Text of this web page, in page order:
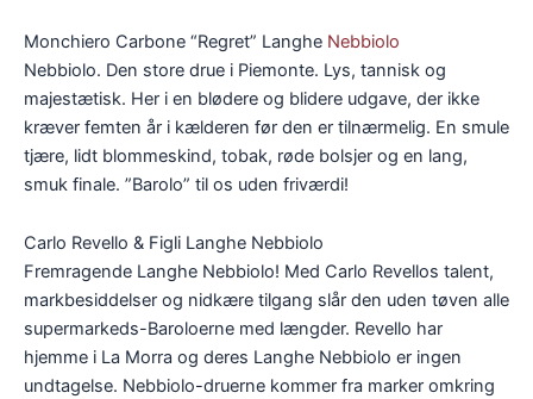
Monchiero Carbone “Regret” Langhe Nebbiolo
Nebbiolo. Den store drue i Piemonte. Lys, tannisk og
majestætisk. Her i en blødere og blidere udgave, der ikke
kræver femten år i kælderen før den er tilnærmelig. En smule
tjære, lidt blommeskind, tobak, røde bolsjer og en lang,
smuk finale. ”Barolo” til os uden friværdi!
Carlo Revello & Figli Langhe Nebbiolo
Fremragende Langhe Nebbiolo! Med Carlo Revellos talent,
markbesiddelser og nidkære tilgang slår den uden tøven alle
supermarkeds-Baroloerne med længder. Revello har
hjemme i La Morra og deres Langhe Nebbiolo er ingen
undtagelse. Nebbiolo-druerne kommer fra marker omkring